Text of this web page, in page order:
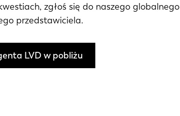
zgłoś się do naszego globalnego
przedstawiciela.
LVD w pobliżu